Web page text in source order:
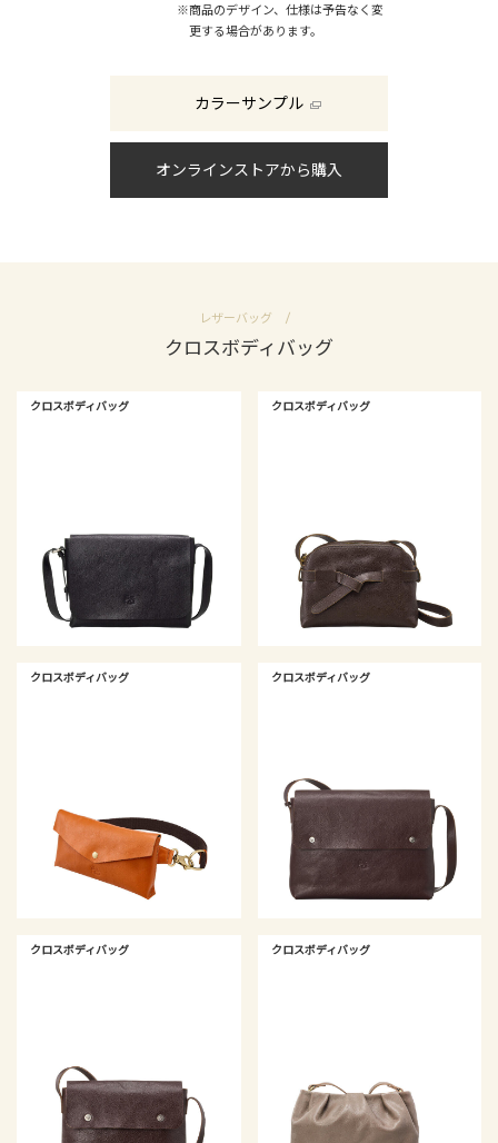
※商品のデザイン、仕様は予告なく変
更する場合があります。
カラーサンプル
オンラインストアから購入
レザーバッグ
クロスボディバッグ
クロスボディバッグ クロスボディバッグ
クロスボディバッグ クロスボディバッグ
クロスボディバッグ クロスボディバッグ